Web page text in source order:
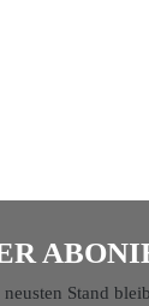
Stand